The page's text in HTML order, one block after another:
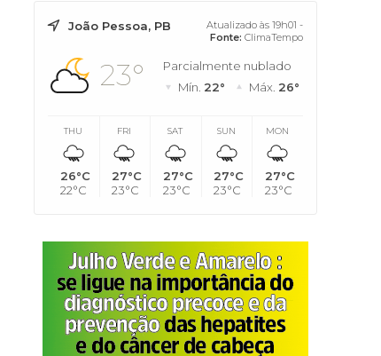
João Pessoa, PB
Atualizado às 19h01 -
Fonte: ClimaTempo
23°
Parcialmente nublado
Mín. 22° Máx. 26°
THU
26°C
22°C
FRI
27°C
23°C
SAT
27°C
23°C
SUN
27°C
23°C
MON
27°C
23°C